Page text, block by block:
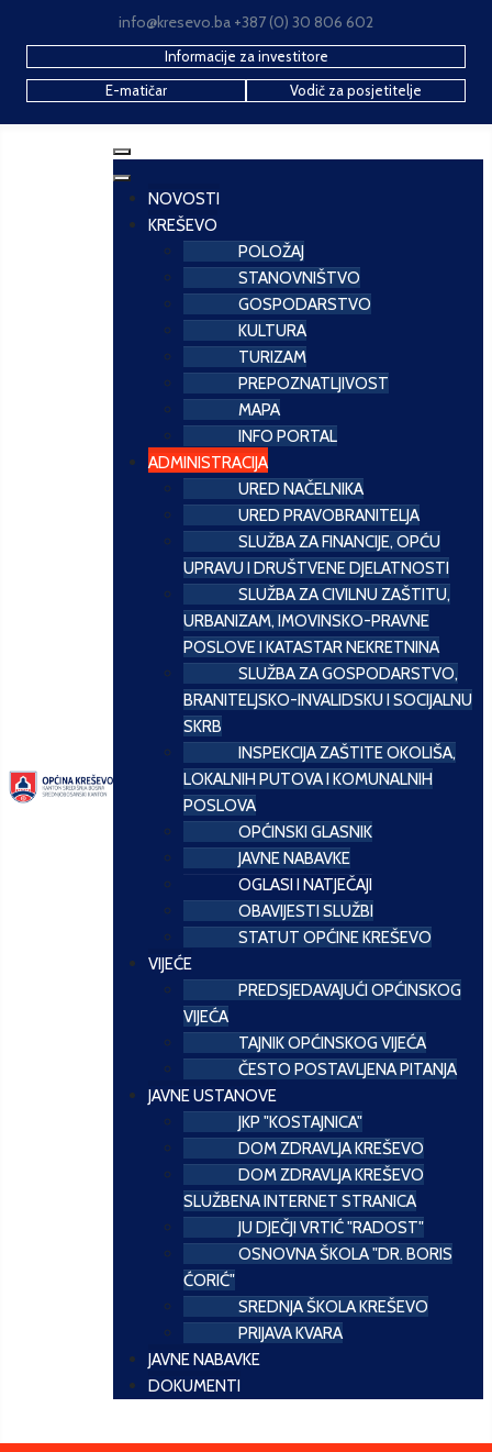
info@kresevo.ba +387 (0) 30 806 602
Informacije za investitore
E-matičar
Vodič za posjetitelje
NOVOSTI
KREŠEVO
POLOŽAJ
STANOVNIŠTVO
GOSPODARSTVO
KULTURA
TURIZAM
PREPOZNATLJIVOST
MAPA
INFO PORTAL
ADMINISTRACIJA
URED NAČELNIKA
URED PRAVOBRANITELJA
SLUŽBA ZA FINANCIJE, OPĆU
UPRAVU I DRUŠTVENE DJELATNOSTI
SLUŽBA ZA CIVILNU ZAŠTITU,
URBANIZAM, IMOVINSKO-PRAVNE
POSLOVE I KATASTAR NEKRETNINA
SLUŽBA ZA GOSPODARSTVO,
BRANITELJSKO-INVALIDSKU I SOCIJALNU
SKRB
INSPEKCIJA ZAŠTITE OKOLIŠA,
LOKALNIH PUTOVA I KOMUNALNIH
POSLOVA
OPĆINSKI GLASNIK
JAVNE NABAVKE
OGLASI I NATJEČAJI
OBAVIJESTI SLUŽBI
STATUT OPĆINE KREŠEVO
VIJEĆE
PREDSJEDAVAJUĆI OPĆINSKOG
VIJEĆA
TAJNIK OPĆINSKOG VIJEĆA
ČESTO POSTAVLJENA PITANJA
JAVNE USTANOVE
JKP "KOSTAJNICA"
DOM ZDRAVLJA KREŠEVO
DOM ZDRAVLJA KREŠEVO
SLUŽBENA INTERNET STRANICA
JU DJEČJI VRTIĆ "RADOST"
OSNOVNA ŠKOLA "DR. BORIS
ĆORIĆ"
SREDNJA ŠKOLA KREŠEVO
PRIJAVA KVARA
JAVNE NABAVKE
DOKUMENTI